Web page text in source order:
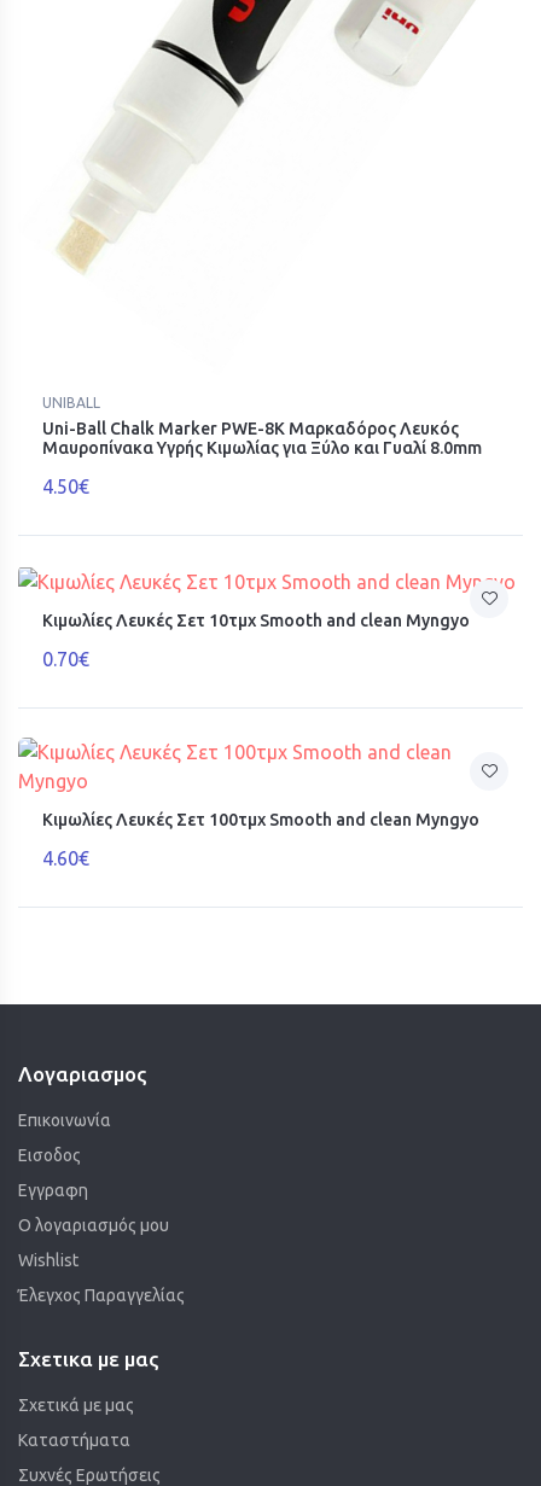
UNIBALL
Uni-Ball Chalk Marker PWE-8K Μαρκαδόρος Λευκός
Μαυροπίνακα Υγρής Κιμωλίας για Ξύλο και Γυαλί 8.0mm
4.50€
Κιμωλίες Λευκές Σετ 10τμχ Smooth and clean Myngyo
0.70€
Κιμωλίες Λευκές Σετ 100τμχ Smooth and clean Myngyo
4.60€
Λογαριασμος
Επικοινωνία
Εισοδος
Εγγραφη
Ο λογαριασμός μου
Wishlist
Έλεγχος Παραγγελίας
Σχετικα με μας
Σχετικά με μας
Καταστήματα
Συχνές Ερωτήσεις